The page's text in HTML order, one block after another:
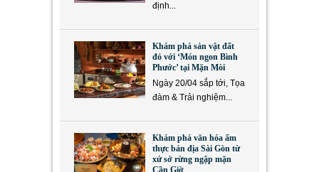
định...
Khám phá sản vật đất
đỏ với ‘Món ngon Bình
Phước’ tại Mặn Mòi
Ngày 20/04 sắp tới, Tọa
đàm & Trải nghiệm...
Khám phá văn hóa ẩm
thực bản địa Sài Gòn từ
xứ sở rừng ngập mặn
Cần Giờ